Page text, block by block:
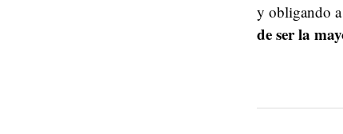
y obligando a
de ser la